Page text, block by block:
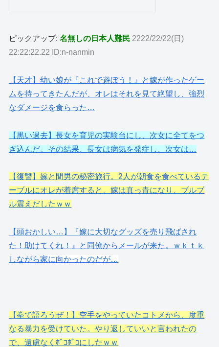
ピックアップ:名無しの日本人難民 2222/22/22(日)
22:22:22.22 ID:n-nanmin
【天才】幼い娘が『これで遊ぼう！』と嫁が作ったゲー
ムを持ってきたんだが、オレはそれを見て絶望し、強烈
なダメージを食らった…
【黒い過去】長女を育児の実験台にし、次女に全てをつ
ぎ込んだ。その結果、長女は病気を発症し、次女は…
【復讐】嫁と間男の秘密旅行。2人が朝食を食べているテ
ーブルにオレが着席すると、嫁は真っ青になり、ブルブ
ル震えだしたｗｗ
【頭おかしい…】『嫁に大切なグッズを売り飛ばされ
た！助けてくれ！』と同僚からメールが来た。ｗｋｔｋ
しながら家に向かったのだが…
【拳で語ろうぜ！】空手をやっていたコトメから、度重
なる暴力を受けていた。やり返していいと言われたの
で、遠慮なくﾎﾞｺﾎﾞｺにしたｗｗ